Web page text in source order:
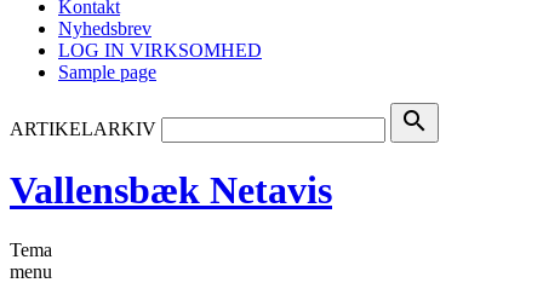
Kontakt
Nyhedsbrev
LOG IN VIRKSOMHED
Sample page
ARTIKELARKIV search
Vallensbæk Netavis
Tema
menu